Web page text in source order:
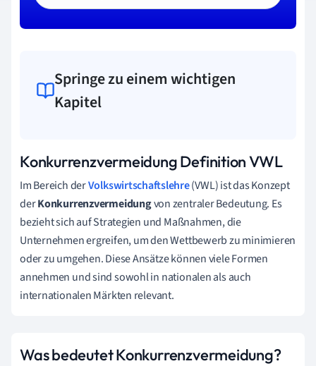
Springe zu einem wichtigen
Kapitel
Konkurrenzvermeidung Definition VWL
Im Bereich derVolkswirtschaftslehre(VWL) ist das Konzept
derKonkurrenzvermeidungvon zentraler Bedeutung. Es
bezieht sich auf Strategien und Maßnahmen, die
Unternehmen ergreifen, um den Wettbewerb zu minimieren
oder zu umgehen. Diese Ansätze können viele Formen
annehmen und sind sowohl in nationalen als auch
internationalen Märkten relevant.
Was bedeutet Konkurrenzvermeidung?